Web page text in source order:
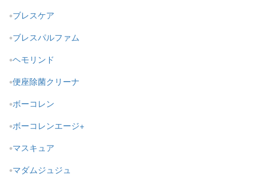
ブレスケア
ブレスパルファム
ヘモリンド
便座除菌クリーナ
ボーコレン
ボーコレンエージ+
マスキュア
マダムジュジュ